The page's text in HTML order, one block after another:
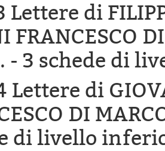
Lettere di
FRANCESCO
- 3 schede di
Lettere di
DI
di livello